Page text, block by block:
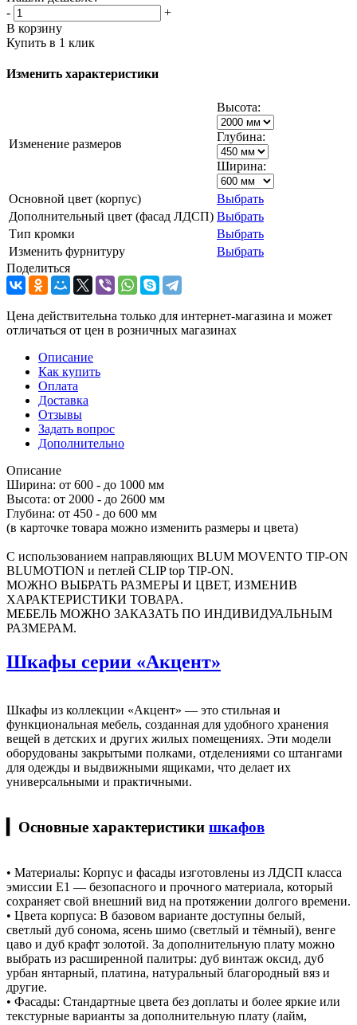
-
+
В корзину
Купить в 1 клик
Изменить характеристики
Изменение размеров
Высота:
Глубина:
Ширина:
Основной цвет (корпус)
Выбрать
Дополнительный цвет (фасад ЛДСП) Выбрать
Тип кромки
Выбрать
Изменить фурнитуру
Выбрать
Поделиться
Цена действительна только для интернет-магазина и может
отличаться от цен в розничных магазинах
Описание
Как купить
Оплата
Доставка
Отзывы
Задать вопрос
Дополнительно
Описание
Ширина: от 600 - до 1000 мм
Высота: от 2000 - до 2600 мм
Глубина: от 450 - до 600 мм
(в карточке товара можно изменить размеры и цвета)
С использованием направляющих BLUM MOVENTO TIP-ON
BLUMOTION и петлей CLIP top TIP-ON.
МОЖНО ВЫБРАТЬ РАЗМЕРЫ И ЦВЕТ, ИЗМЕНИВ
ХАРАКТЕРИСТИКИ ТОВАРА.
МЕБЕЛЬ МОЖНО ЗАКАЗАТЬ ПО ИНДИВИДУАЛЬНЫМ
РАЗМЕРАМ.
Шкафы серии «Акцент»
Шкафы из коллекции «Акцент» — это стильная и
функциональная мебель, созданная для удобного хранения
вещей в детских и других жилых помещениях. Эти модели
оборудованы закрытыми полками, отделениями со штангами
для одежды и выдвижными ящиками, что делает их
универсальными и практичными.
▎Основные характеристики шкафов
• Материалы: Корпус и фасады изготовлены из ЛДСП класса
эмиссии Е1 — безопасного и прочного материала, который
сохраняет свой внешний вид на протяжении долгого времени.
• Цвета корпуса: В базовом варианте доступны белый,
светлый дуб сонома, ясень шимо (светлый и тёмный), венге
цаво и дуб крафт золотой. За дополнительную плату можно
выбрать из расширенной палитры: дуб винтаж оксид, дуб
урбан янтарный, платина, натуральный благородный вяз и
другие.
• Фасады: Стандартные цвета без доплаты и более яркие или
текстурные варианты за дополнительную плату (лайм,